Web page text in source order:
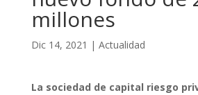
millones
Dic 14, 2021 | Actualidad
La sociedad de capital riesgo